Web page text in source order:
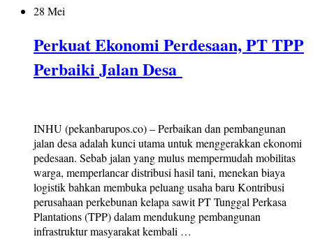
28 Mei
Perkuat Ekonomi Perdesaan, PT TPP
Perbaiki Jalan Desa
INHU (pekanbarupos.co) – Perbaikan dan pembangunan
jalan desa adalah kunci utama untuk menggerakkan ekonomi
pedesaan. Sebab jalan yang mulus mempermudah mobilitas
warga, memperlancar distribusi hasil tani, menekan biaya
logistik bahkan membuka peluang usaha baru Kontribusi
perusahaan perkebunan kelapa sawit PT Tunggal Perkasa
Plantations (TPP) dalam mendukung pembangunan
infrastruktur masyarakat kembali …